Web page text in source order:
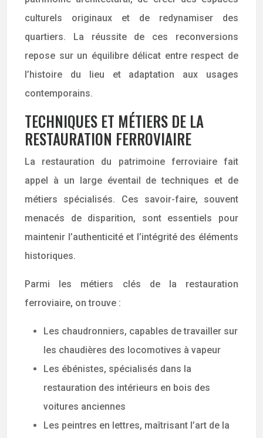
culturels originaux et de redynamiser des
quartiers. La réussite de ces reconversions
repose sur un équilibre délicat entre respect de
l’histoire du lieu et adaptation aux usages
contemporains.
TECHNIQUES ET MÉTIERS DE LA
RESTAURATION FERROVIAIRE
La restauration du patrimoine ferroviaire fait
appel à un large éventail de techniques et de
métiers spécialisés. Ces savoir-faire, souvent
menacés de disparition, sont essentiels pour
maintenir l’authenticité et l’intégrité des éléments
historiques.
Parmi les métiers clés de la restauration
ferroviaire, on trouve :
Les chaudronniers, capables de travailler sur
les chaudières des locomotives à vapeur
Les ébénistes, spécialisés dans la
restauration des intérieurs en bois des
voitures anciennes
Les peintres en lettres, maîtrisant l’art de la